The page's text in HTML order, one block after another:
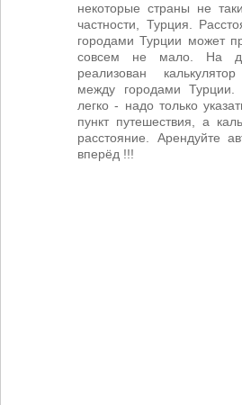
некоторые страны не
частности, Турция.
городами Турции может
совсем не мало. На
реализован
между городами Турции.
легко - надо только
пункт путешествия, а
расстояние. Арендуйте
вперёд !!!